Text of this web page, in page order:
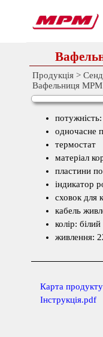
Продукція >
Вафельниця
одночасне
термостат
матеріал
пластини
індикатор
сховок для
кабель
колір: білий
живлення:
Карта
Інструкція.pdf